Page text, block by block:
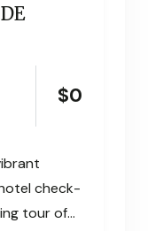
$0
check-
tour of